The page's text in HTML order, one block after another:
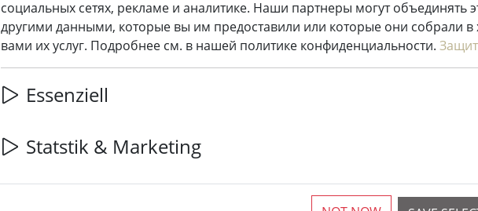
Зональный
Confett с
см
социальных сетях, рекламе и аналитике. Наши партнеры могут объединять
другими данными, которые вы им предоставили или которые они собрали в
вами их услуг. Подробнее см. в нашей политике конфиденциальности.
Essenziell
Statstik & Marketing